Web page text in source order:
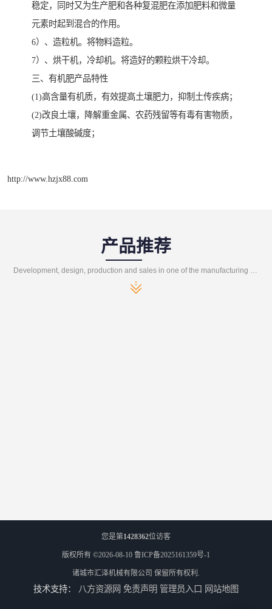
稳定，同时又为生产肥和各种复混肥在添加肥料和微量
元素时起到混合的作用。
6）、造粒机。将物料造粒。
7）、烘干机，冷却机。将造好的颗粒烘干冷却。
三、有机肥产品特性
(1)高含量有机质，有效提高土壤肥力，抑制土传疾病；
(2)改良土壤，降解重金属、农药残留等有毒有害物质，
调节土壤酸碱度；
http://www.hzjx88.com
产品推荐
您是第1428362位访客
版权所有 ©2026-08-10 鲁ICP备2025161359号-1
诸城市汇泽机械有限公司 保留所有权利.
技术支持： 八方资源网 免责声明 管理员入口 网站地图